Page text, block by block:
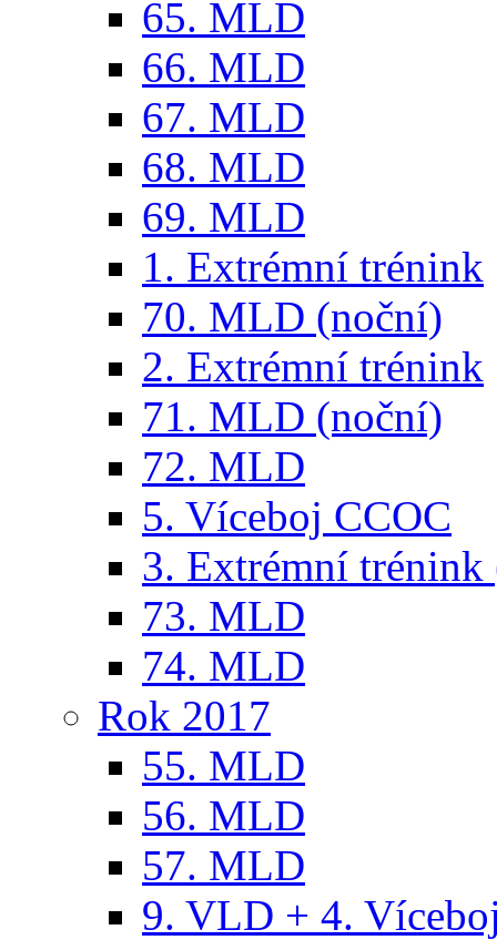
65. MLD
66. MLD
67. MLD
68. MLD
69. MLD
1. Extrémní trénink
70. MLD (noční)
2. Extrémní trénink
71. MLD (noční)
72. MLD
5. Víceboj CCOC
3. Extrémní trénink
73. MLD
74. MLD
Rok 2017
55. MLD
56. MLD
57. MLD
9. VLD + 4.